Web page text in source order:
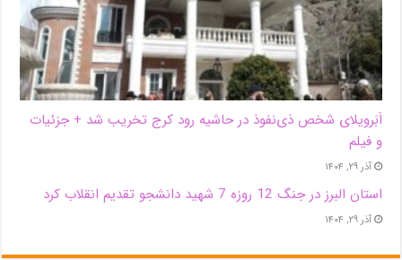
اَبَر‌ویلای شخص ذی‌نفوذ در حاشیه‌ رود کرج تخریب شد + جزئیات
و فیلم
آذر ۲۹, ۱۴۰۴
استان البرز در جنگ 12 روزه 7 شهید دانشجو تقدیم انقلاب کرد
آذر ۲۹, ۱۴۰۴